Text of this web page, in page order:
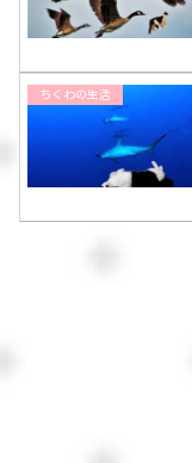
ちくわの生活